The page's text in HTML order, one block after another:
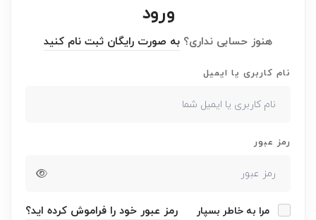
ورود
هنوز حسابی نداری؟ به صورت رایگان ثبت نام کنید
نام کاربری یا ایمیل
رمز عبور
مرا به خاطر بسپار رمز عبور خود را فراموش کرده اید؟